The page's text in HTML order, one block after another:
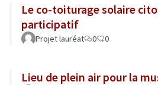
Le co-toiturage solaire
participatif
Projet lauréat 0 0
Lieu de plein air pour la